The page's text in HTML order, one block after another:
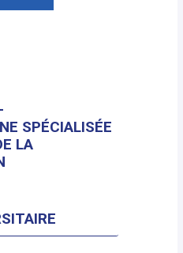
SPÉCIALISÉE
LA